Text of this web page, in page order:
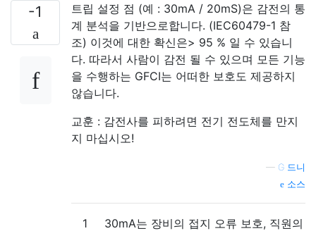
-1
트립 설정 점 (예 : 30mA / 20mS)은 감전의 통
계 분석을 기반으로합니다. (IEC60479-1 참
조) 이것에 대한 확신은> 95 % 일 수 있습니
다. 따라서 사람이 감전 될 수 있으며 모든 기능
을 수행하는 GFCI는 어떠한 보호도 제공하지
않습니다.
교훈 : 감전사를 피하려면 전기 전도체를 만지
지 마십시오!
— G 드니
소스
1
30mA는 장비의 접지 오류 보호, 직원의